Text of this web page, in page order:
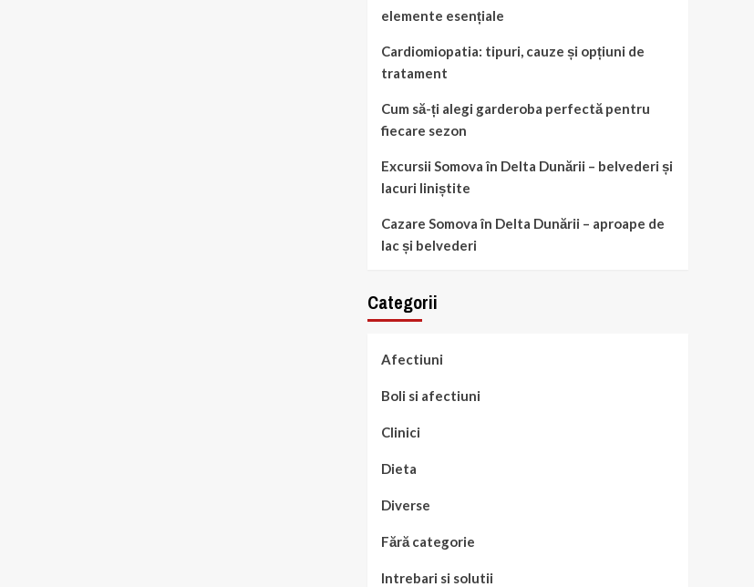
elemente esențiale
Cardiomiopatia: tipuri, cauze și opțiuni de
tratament
Cum să-ți alegi garderoba perfectă pentru
fiecare sezon
Excursii Somova în Delta Dunării – belvederi și
lacuri liniștite
Cazare Somova în Delta Dunării – aproape de
lac și belvederi
Categorii
Afectiuni
Boli si afectiuni
Clinici
Dieta
Diverse
Fără categorie
Intrebari si solutii